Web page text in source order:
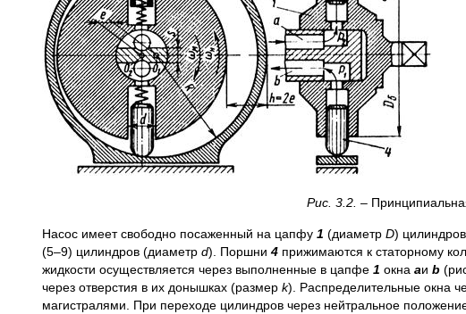
Рис. 3.2. –
Насос имеет свободно посаженный на цапфу 1 (диаметр D)
(5–9) цилиндров (диаметр d). Поршни 4 прижимаются к статорному
жидкости осуществляется через выполненные в цапфе 1 окна aи b
через отверстия в их донышках (размер k). Распределительные окна
магистралями. При переходе цилиндров через нейтральное